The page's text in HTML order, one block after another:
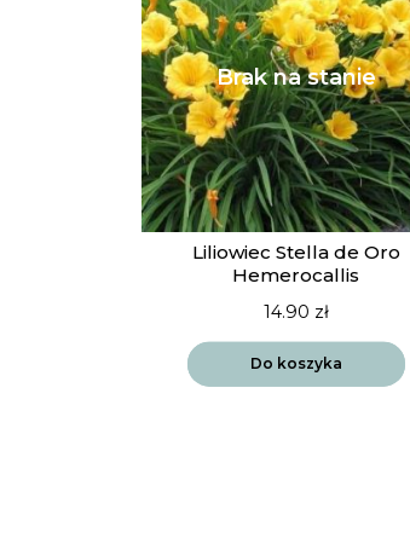
Liliowiec Stella de Oro
Hemerocallis
14.90 zł
Do koszyka